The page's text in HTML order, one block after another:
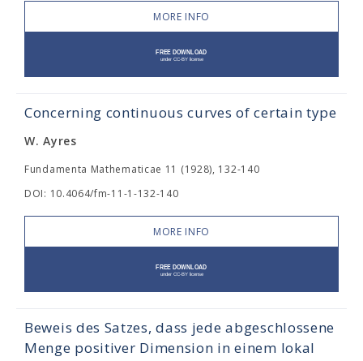
MORE INFO
Concerning continuous curves of certain type
W. Ayres
Fundamenta Mathematicae 11 (1928), 132-140
DOI: 10.4064/fm-11-1-132-140
MORE INFO
Beweis des Satzes, dass jede abgeschlossene
Menge positiver Dimension in einem lokal